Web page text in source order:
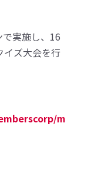
実施し、16
イズ大会を行
m